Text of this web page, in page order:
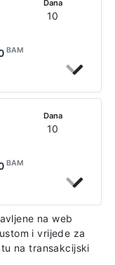
Dana
10
BAM
Dana
10
BAM
na web
i vrijede za
na transakcijski